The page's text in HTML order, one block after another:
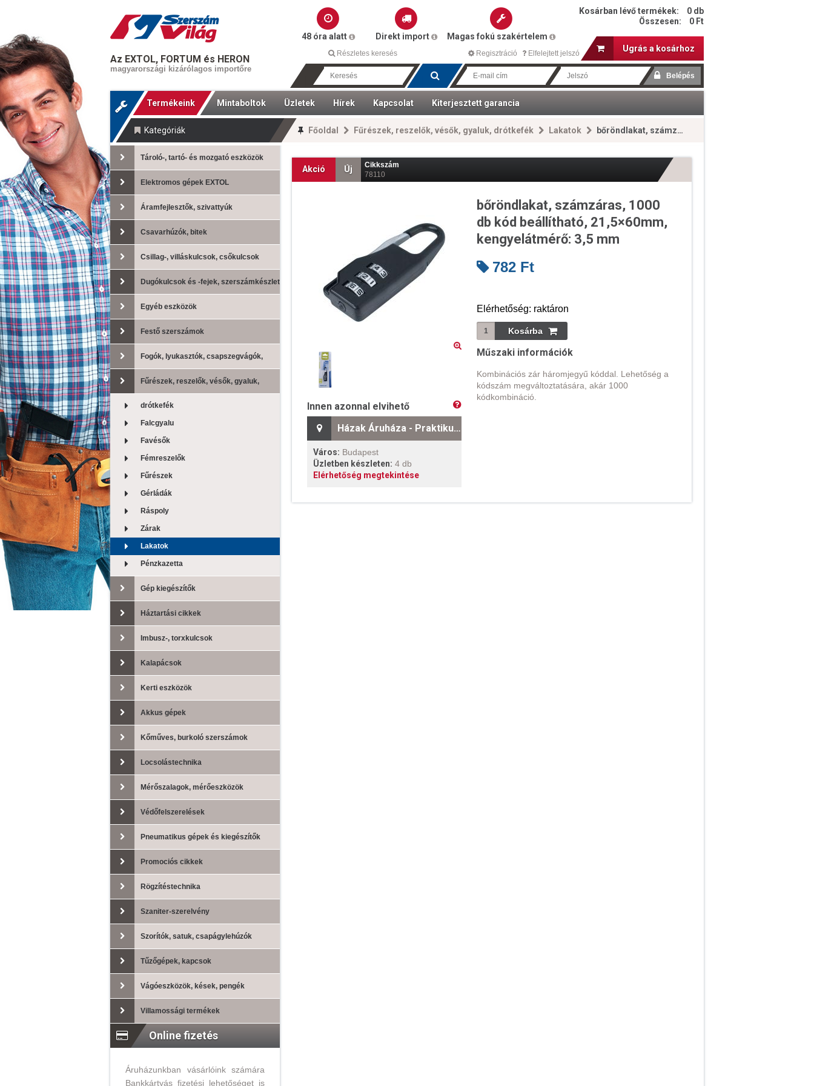
Az EXTOL, FORTUM és HERON
magyarországi kizárólagos importőre
48 óra alatt Direkt import Magas fokú szakértelem
Részletes keresés Regisztráció Elfelejtett jelszó
Kosárban lévő termékek:
0 db
Összesen:
0 Ft
Ugrás a kosárhoz
Termékeink Mintaboltok Üzletek Hírek Kapcsolat Kiterjesztett garancia
Főoldal Fűrészek, reszelők, vésők, gyaluk, drótkefék Lakatok bőröndlakat, számzáras, 1000 db kód beállítható, 21,5×60mm, kengyelátmérő: 3,5 mm
Kategóriák
Tároló-, tartó- és mozgató eszközök
Elektromos gépek EXTOL
Áramfejlesztők, szivattyúk
Csavarhúzók, bitek
Csillag-, villáskulcsok, csőkulcsok
Dugókulcsok és -fejek, szerszámkészlet
Egyéb eszközök
Festő szerszámok
Fogók, lyukasztók, csapszegvágók,
lemezollókFűrészek, reszelők, vésők, gyaluk,
drótkefékdrótkefék
Falcgyalu
Favésők
Fémreszelők
Fűrészek
Gérládák
Ráspoly
Zárak
Lakatok
Pénzkazetta
Gép kiegészítők
Háztartási cikkek
Imbusz-, torxkulcsok
Kalapácsok
Kerti eszközök
Akkus gépek
Kőműves, burkoló szerszámok
Locsolástechnika
Mérőszalagok, mérőeszközök
Védőfelszerelések
Pneumatikus gépek és kiegészítők
Promociós cikkek
Rögzítéstechnika
Szaniter-szerelvény
Szorítók, satuk, csapágylehúzók
Tűzőgépek, kapcsok
Vágóeszközök, kések, pengék
Villamossági termékek
Online fizetés
Áruházunkban vásárlóink számára
Bankkártyás fizetési lehetőséget is
Akció Új
Cikkszám
78110
Innen azonnal elvihető
Házak Áruháza - Praktikum Barkács
Város: Budapest
Üzletben készleten: 4 db
Elérhetőség megtekintése
bőröndlakat, számzáras, 1000
db kód beállítható, 21,5×60mm,
kengyelátmérő: 3,5 mm
782 Ft
Elérhetőség: raktáron
Műszaki információk
Kombinációs zár háromjegyű kóddal. Lehetőség a
kódszám megváltoztatására, akár 1000
kódkombináció.